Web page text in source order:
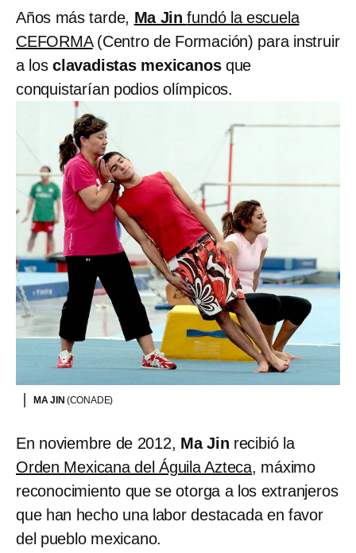
Años más tarde, Ma Jinfundó la escuela
CEFORMA(Centro de Formación) para instruir
a los clavadistas mexicanosque
conquistarían podios olímpicos.
MA JIN (CONADE)
En noviembre de 2012, Ma Jin recibió la
Orden Mexicana del Águila Azteca, máximo
reconocimiento que se otorga a los extranjeros
que han hecho una labor destacada en favor
del pueblo mexicano.